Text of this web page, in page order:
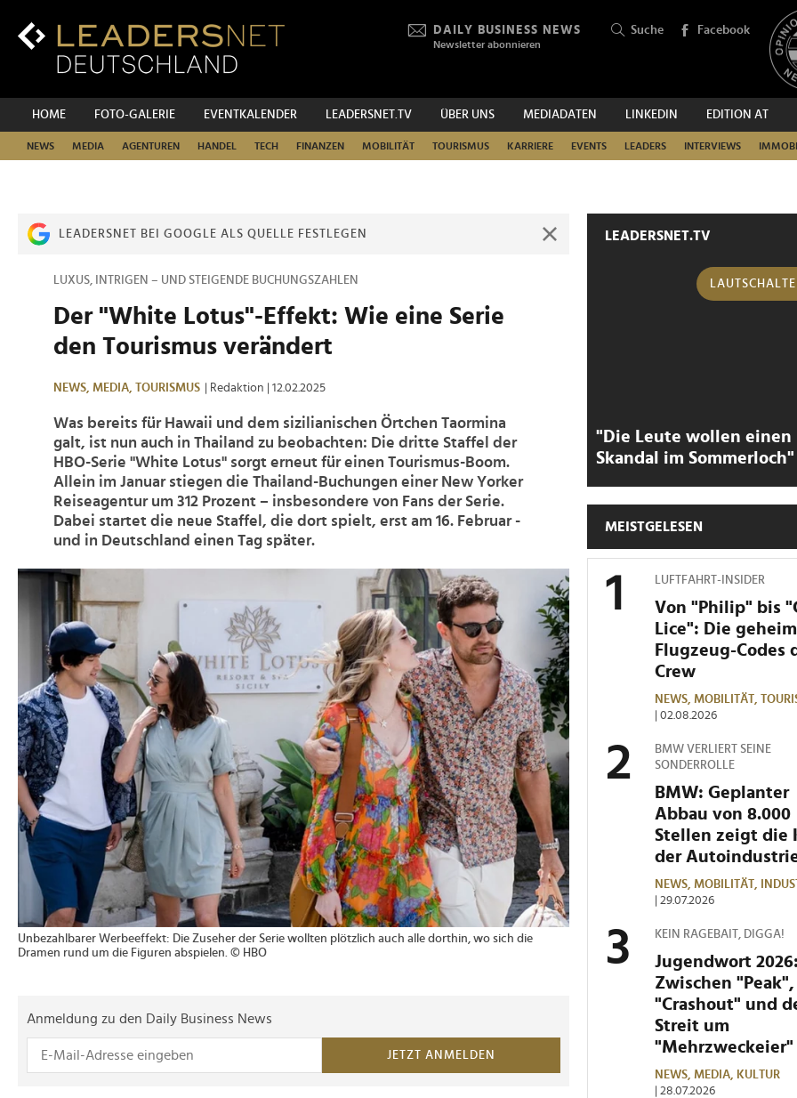
Inhalt
DAILY BUSINESS NEWS
Newsletter abonnieren
Suche Facebook
HOME FOTO-GALERIE EVENTKALENDER LEADERSNET.TV ÜBER UNS MEDIADATEN LINKEDIN EDITION AT
NEWS MEDIA AGENTUREN HANDEL TECH FINANZEN MOBILITÄT TOURISMUS KARRIERE EVENTS LEADERS INTERVIEWS
SUCHEN
LEADERSNET BEI GOOGLE ALS QUELLE FESTLEGEN
LUXUS, INTRIGEN – UND STEIGENDE BUCHUNGSZAHLEN
Der "White Lotus"-Effekt: Wie eine Serie
den Tourismus verändert
NEWS, MEDIA, TOURISMUS | Redaktion | 12.02.2025
Was bereits für Hawaii und dem sizilianischen Örtchen Taormina
galt, ist nun auch in Thailand zu beobachten: Die dritte Staffel der
HBO-Serie "White Lotus" sorgt erneut für einen Tourismus-Boom.
Allein im Januar stiegen die Thailand-Buchungen einer New Yorker
Reiseagentur um 312 Prozent – insbesondere von Fans der Serie.
Dabei startet die neue Staffel, die dort spielt, erst am 16. Februar -
und in Deutschland einen Tag später.
>
Unbezahlbarer Werbeeffekt: Die Zuseher der Serie wollten plötzlich auch alle dorthin, wo sich die
Dramen rund um die Figuren abspielen. © HBO
Anmeldung zu den Daily Business News
JETZT ANMELDEN
LEADERSNET.TV
"Die Leute wollen einen
Skandal im Sommerloch"
MEISTGELESEN
LUFTFAHRT-INSIDER
Von "Philip" bis
Lice": Die
Flugzeug-Codes
Crew
NEWS, MOBILITÄT,
| 02.08.2026
BMW VERLIERT SEINE
SONDERROLLE
BMW: Geplanter
Abbau von 8.000
Stellen zeigt die
der
NEWS, MOBILITÄT,
| 29.07.2026
KEIN RAGEBAIT, DIGGA!
Jugendwort 2026:
Zwischen "Peak",
"Crashout" und
Streit um
"Mehrzweckeier"
NEWS, MEDIA,
KULTUR
| 28.07.2026